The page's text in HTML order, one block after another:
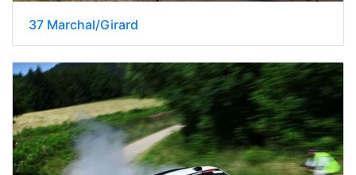
37 Marchal/Girard